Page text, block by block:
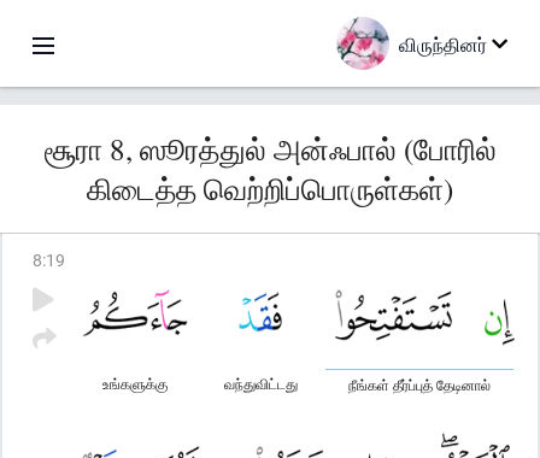
விருந்தினர்
சூரா 8, ஸூரத்துல் அன்ஃபால் (போரில்
கிடைத்த வெற்றிப்பொருள்கள்)
8:19
நீங்கள் தீர்ப்புத் தேடினால்
வந்துவிட்டது
உங்களுக்கு